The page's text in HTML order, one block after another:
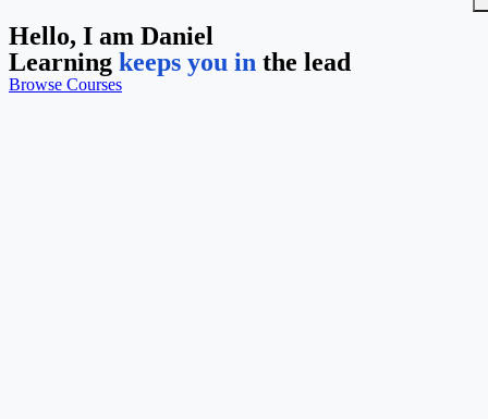
Hello, I am Daniel
Learning keeps you in the lead
Browse Courses